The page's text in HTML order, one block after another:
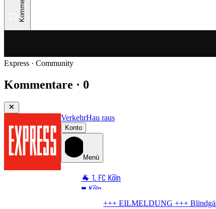
Express · Community
Kommentare · 0
VerkehrHau raus
Konto
Menü
🐐 1. FC Köln
♥️ Köln
⭐ Promi
Bombe im Rhein! Hier kommt keiner mehr durch